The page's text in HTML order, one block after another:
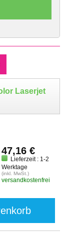
Laserjet
47,16 €
Lieferzeit : 1-2
Werktage
(inkl. MwSt.)
versandkostenfrei